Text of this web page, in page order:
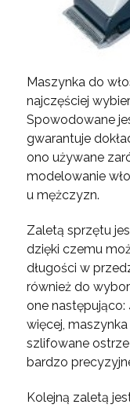
Maszynka do
najczęściej
Spowodowane
gwarantuje
ono używane
modelowanie
u mężczyzn.
Zaletą sprzętu
dzięki czemu
długości w
również do
one następująco:
więcej,
szlifowane
bardzo
Kolejną zaletą